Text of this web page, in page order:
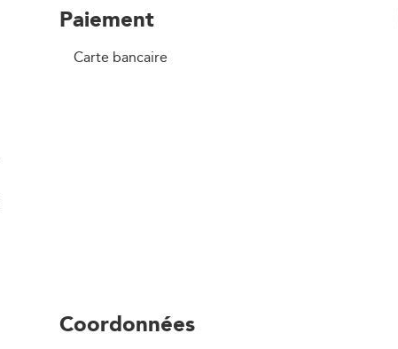
Paiement
Carte bancaire
Coordonnées